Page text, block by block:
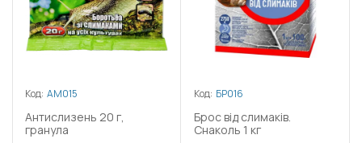
Код: АМ015
Антислизень 20 г,
гранула
Код: БР016
Брос від слимаків.
Снаколь 1 кг